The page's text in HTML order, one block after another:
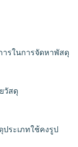
ารในการจัดหาพัสดุ
วัสดุ
ระเภทใช้คงรูป